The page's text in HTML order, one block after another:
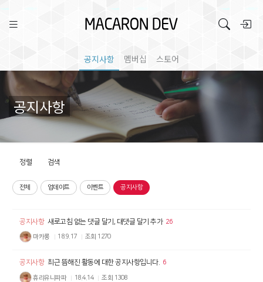
공지사항 멤버십 스토어
공지사항
정렬 검색
전체 업데이트 이벤트 공지사항
공지사항 새로고침 없는 댓글 달기, 대댓글 달기 추가 26
마카롱 18.9.17 조회 1270
공지사항 최근 뜸해진 활동에 대한 공지사항입니다. 6
휴리유니파파 18.4.14 조회 1308